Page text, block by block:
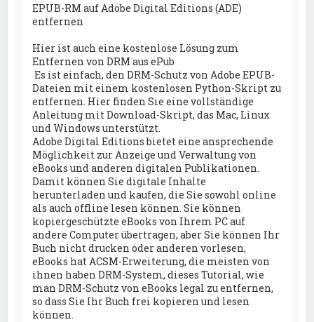
EPUB-RM auf Adobe Digital Editions (ADE)
entfernen
Hier ist auch eine kostenlose Lösung zum
Entfernen von DRM aus ePub
Es ist einfach, den DRM-Schutz von Adobe EPUB-
Dateien mit einem kostenlosen Python-Skript zu
entfernen. Hier finden Sie eine vollständige
Anleitung mit Download-Skript, das Mac, Linux
und Windows unterstützt.
Adobe Digital Editions bietet eine ansprechende
Möglichkeit zur Anzeige und Verwaltung von
eBooks und anderen digitalen Publikationen.
Damit können Sie digitale Inhalte
herunterladen und kaufen, die Sie sowohl online
als auch offline lesen können. Sie können
kopiergeschützte eBooks von Ihrem PC auf
andere Computer übertragen, aber Sie können Ihr
Buch nicht drucken oder anderen vorlesen,
eBooks hat ACSM-Erweiterung, die meisten von
ihnen haben DRM-System, dieses Tutorial, wie
man DRM-Schutz von eBooks legal zu entfernen,
so dass Sie Ihr Buch frei kopieren und lesen
können.